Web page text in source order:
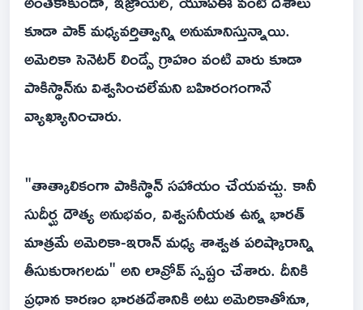
కూడా పాక్ మధ్యవర్తిత్వాన్ని అనుమానిస్తున్నాయి.
అమెరికా సెనెటర్ లిండ్సే గ్రాహం వంటి వారు కూడా
పాకిస్థాన్‌ను విశ్వసించలేమని బహిరంగంగానే
వ్యాఖ్యానించారు.
"తాత్కాలికంగా పాకిస్థాన్ సహాయం చేయవచ్చు. కానీ
సుదీర్ఘ దౌత్య అనుభవం, విశ్వసనీయత ఉన్న భారత్
మాత్రమే అమెరికా-ఇరాన్ మధ్య శాశ్వత పరిష్కారాన్ని
తీసుకురాగలదు" అని లావ్రోవ్ స్పష్టం చేశారు. దీనికి
ప్రధాన కారణం భారతదేశానికి అటు అమెరికాతోనూ,